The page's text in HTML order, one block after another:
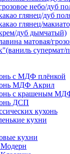
небо/дуб
глянец/дуб
глянец/
дуб дымчатый)
матовая/
супермат/
с МДФ плёнкой
МДФ Акрил
с крашеным
ДСП
кухонь
кухни
кухни